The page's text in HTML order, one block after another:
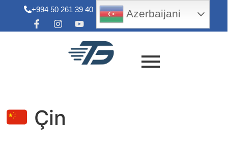
+994 50 261 39 40 info@tradegroup.az
Çin
Azerbaijani